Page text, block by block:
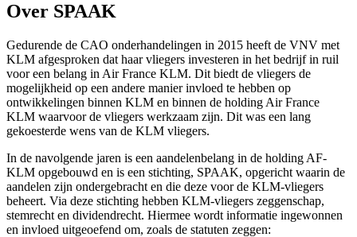
Over SPAAK
Gedurende de CAO onderhandelingen in 2015 heeft de VNV met
KLM afgesproken dat haar vliegers investeren in het bedrijf in ruil
voor een belang in Air France KLM. Dit biedt de vliegers de
mogelijkheid op een andere manier invloed te hebben op
ontwikkelingen binnen KLM en binnen de holding Air France
KLM waarvoor de vliegers werkzaam zijn. Dit was een lang
gekoesterde wens van de KLM vliegers.
In de navolgende jaren is een aandelenbelang in de holding AF-
KLM opgebouwd en is een stichting, SPAAK, opgericht waarin de
aandelen zijn ondergebracht en die deze voor de KLM-vliegers
beheert. Via deze stichting hebben KLM-vliegers zeggenschap,
stemrecht en dividendrecht. Hiermee wordt informatie ingewonnen
en invloed uitgeoefend om, zoals de statuten zeggen: